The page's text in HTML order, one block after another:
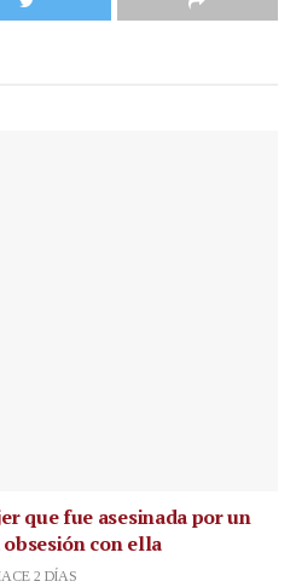
que fue asesinada por un
con ella
2 DÍAS